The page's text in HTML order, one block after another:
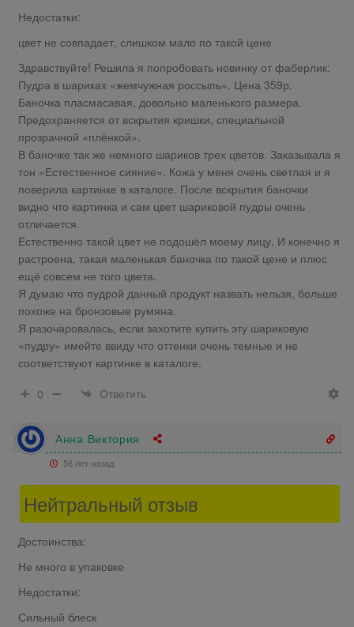
Недостатки:
цвет не совпадает, слишком мало по такой цене
Здравствуйте! Решила я попробовать новинку от фаберлик:
Пудра в шариках «жемчужная россыпь». Цена 359р.
Баночка пласмасавая, довольно маленького размера.
Предохраняется от вскрытия кришки, специальной
прозрачной «плёнкой».
В баночке так же немного шариков трех цветов. Заказывала я
тон «Естественное сияние». Кожа у меня очень светлая и я
поверила картинке в каталоге. После вскрытия баночки
видно что картинка и сам цвет шариковой пудры очень
отличается.
Естественно такой цвет не подошёл моему лицу. И конечно я
растроена, такая маленькая баночка по такой цене и плюс
ещё совсем не того цвета.
Я думаю что пудрой данный продукт назвать нельзя, больше
похоже на бронзовые румяна.
Я разочаровалась, если захотите купить эту шариковую
«пудру» имейте ввиду что оттенки очень темные и не
соответствуют картинке в каталоге.
0
Ответить
Анна Виктория
56 лет назад
Нейтральный отзыв
Достоинства:
Не много в упаковке
Недостатки:
Сильный блеск